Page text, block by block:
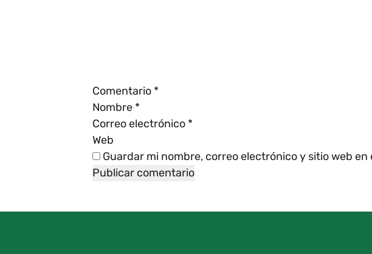
Comentario *
Nombre *
Correo electrónico *
Web
Guardar mi nombre, correo electrónico y sitio web